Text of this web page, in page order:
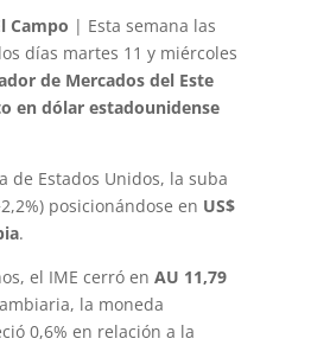
Campo | Esta semana las
días martes 11 y miércoles
de Mercados del Este
en dólar estadounidense
de Estados Unidos, la suba
posicionándose en US$
.
el IME cerró en AU 11,79
la moneda
0,6% en relación a la